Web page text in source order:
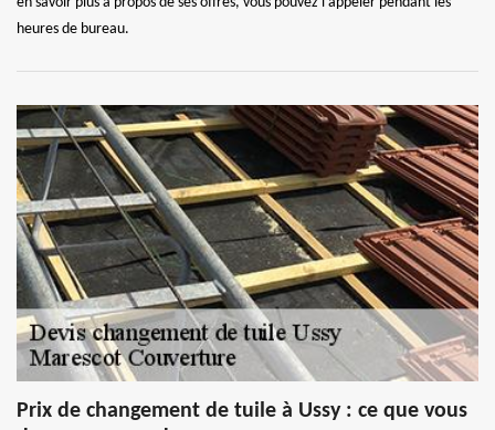
heures de bureau.
Prix de changement de tuile à Ussy : ce que vous